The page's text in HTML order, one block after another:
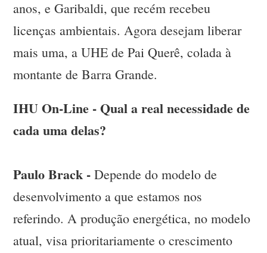
anos, e Garibaldi, que recém recebeu
licenças ambientais. Agora desejam liberar
mais uma, a UHE de Pai Querê, colada à
montante de Barra Grande.
IHU On-Line - Qual a real necessidade de
cada uma delas?
Paulo Brack - Depende do modelo de
desenvolvimento a que estamos nos
referindo. A produção energética, no modelo
atual, visa prioritariamente o crescimento